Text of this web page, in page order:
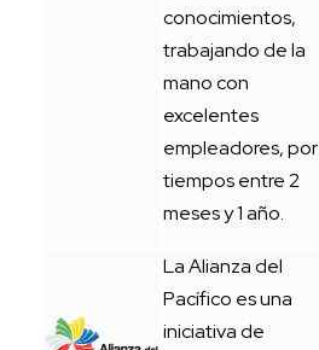
conocimientos,
trabajando de la
mano con
excelentes
empleadores, por
tiempos entre 2
meses y 1 año.
La Alianza del
Pacífico es una
iniciativa de